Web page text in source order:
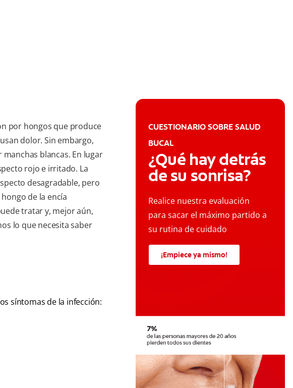
por hongos que produce
dolor. Sin embargo,
blancas. En lugar
rojo e irritado. La
desagradable, pero
de la encía
tratar y, mejor aún,
lo que necesita saber
síntomas de la infección:
CUESTIONARIO SOBRE SALUD
BUCAL
¿Qué hay detrás
de su sonrisa?
Realice nuestra evaluación
para sacar el máximo partido a
su rutina de cuidado
¡Empiece ya mismo!